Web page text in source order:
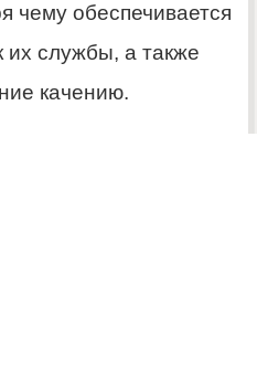
чему обеспечивается
их службы, а также
качению.